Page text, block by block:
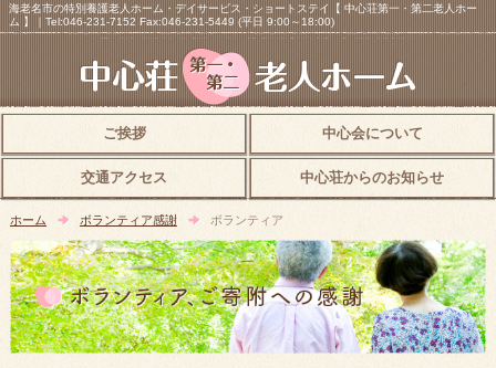
海老名市の特別養護老人ホーム・デイサービス・ショートステイ【 中心荘第一・第二老人ホー
ム 】｜Tel:046-231-7152 Fax:046-231-5449 (平日 9:00～18:00)
ご挨拶 中心会について
交通アクセス 中心荘からのお知らせ
ホーム ボランティア感謝 ボランティア